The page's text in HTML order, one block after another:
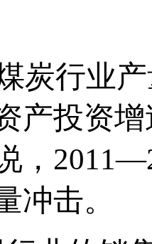
炭行业
产投资
，
冲击。